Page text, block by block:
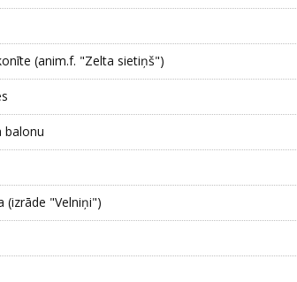
(anim.f. "Zelta sietiņš")
balonu
(izrāde "Velniņi")